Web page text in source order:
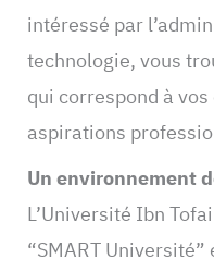
intéressé par
technologie, vous
qui correspond à
aspirations
Un environnement
L’Université Ibn
“SMART